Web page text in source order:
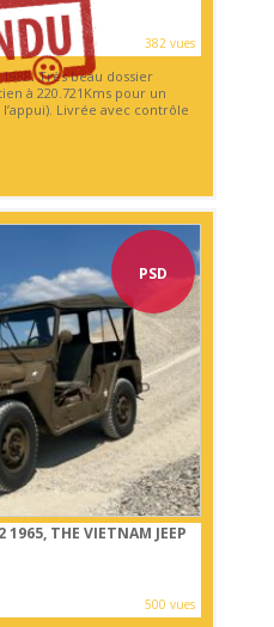
382 vues
Très beau dossier
à 220.721Kms pour un
Livrée avec contrôle
PSD
1965, THE VIETNAM JEEP
500 vues